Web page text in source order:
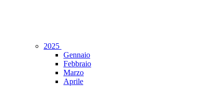
2025
Gennaio
Febbraio
Marzo
Aprile